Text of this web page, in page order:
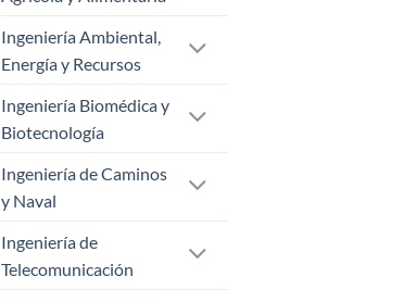
Ingeniería Ambiental,
Energía y Recursos
Ingeniería Biomédica y
Biotecnología
Ingeniería de Caminos
y Naval
Ingeniería de
Telecomunicación